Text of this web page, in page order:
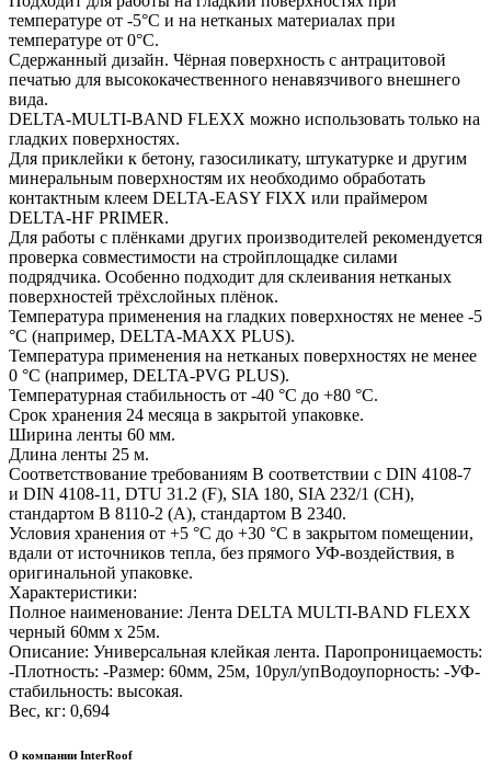
температуре от -5°C и на нетканых материалах при
температуре от 0°C.
Сдержанный дизайн. Чёрная поверхность с антрацитовой
печатью для высококачественного ненавязчивого внешнего
вида.
DELTA-MULTI-BAND FLEXX можно использовать только на
гладких поверхностях.
Для приклейки к бетону, газосиликату, штукатурке и другим
минеральным поверхностям их необходимо обработать
контактным клеем DELTA-EASY FIXX или праймером
DELTA-HF PRIMER.
Для работы с плёнками других производителей рекомендуется
проверка совместимости на стройплощадке силами
подрядчика. Особенно подходит для склеивания нетканых
поверхностей трёхслойных плёнок.
Температура применения на гладких поверхностях не менее -5
°C (например, DELTA-MAXX PLUS).
Температура применения на нетканых поверхностях не менее
0 °C (например, DELTA-PVG PLUS).
Температурная стабильность от -40 °C до +80 °C.
Срок хранения 24 месяца в закрытой упаковке.
Ширина ленты 60 мм.
Длина ленты 25 м.
Соответствование требованиям В соответствии с DIN 4108-7
и DIN 4108-11, DTU 31.2 (F), SIA 180, SIA 232/1 (CH),
стандартом B 8110-2 (A), стандартом B 2340.
Условия хранения от +5 °С до +30 °С в закрытом помещении,
вдали от источников тепла, без прямого УФ-воздействия, в
оригинальной упаковке.
Характеристики:
Полное наименование: Лента DELTA MULTI-BAND FLEXX
черный 60мм х 25м.
Описание: Универсальная клейкая лента. Паропроницаемость:
-Плотность: -Размер: 60мм, 25м, 10рул/упВодоупорность: -УФ-
стабильность: высокая.
Вес, кг: 0,694
О компании InterRoof